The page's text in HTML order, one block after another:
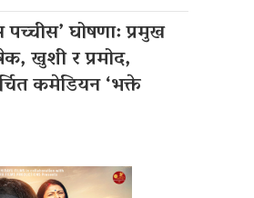
पच्चीस’ घोषणा: प्रमुख
खुशी र प्रमोद,
कमेडियन ‘भक्ते